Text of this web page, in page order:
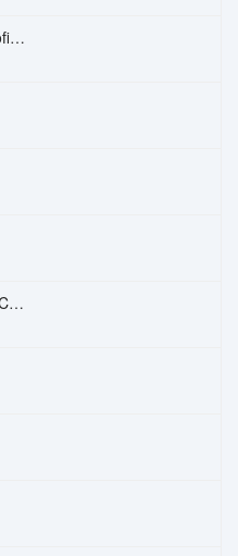
Le-Professionnel (Der Profi) – Chi Mai
Mindenki Táncol – Majka Curtis, Péter Majoros